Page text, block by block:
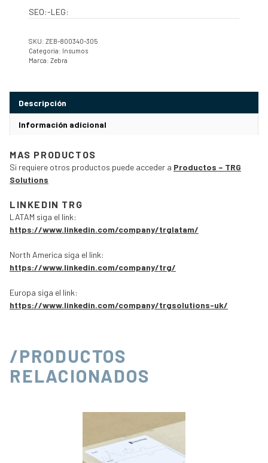
SEO:-LEG:
SKU: ZEB-800340-305
Categoría: Insumos
Marca: Zebra
Descripción
Información adicional
MAS PRODUCTOS
Si requiere otros productos puede acceder a Productos – TRG
Solutions
LINKEDIN TRG
LATAM siga el link:
https://www.linkedin.com/company/trglatam/
North America siga el link:
https://www.linkedin.com/company/trg/
Europa siga el link:
https://www.linkedin.com/company/trgsolutions-uk/
/PRODUCTOS
RELACIONADOS